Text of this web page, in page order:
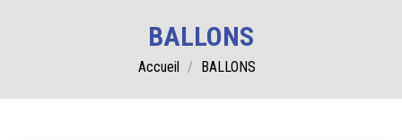
BALLONS
Accueil BALLONS